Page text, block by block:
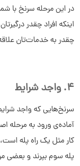
در این مرحله سرنخ با
اینکه افراد چقدر
چقدر به خدمات‌تان
4. واجد شرایط
سرنخ‌هایی که واجد
آماده‌ی ورود به مرحله
کار مثل یک راه پله
پله سوم بپرند و بعضی